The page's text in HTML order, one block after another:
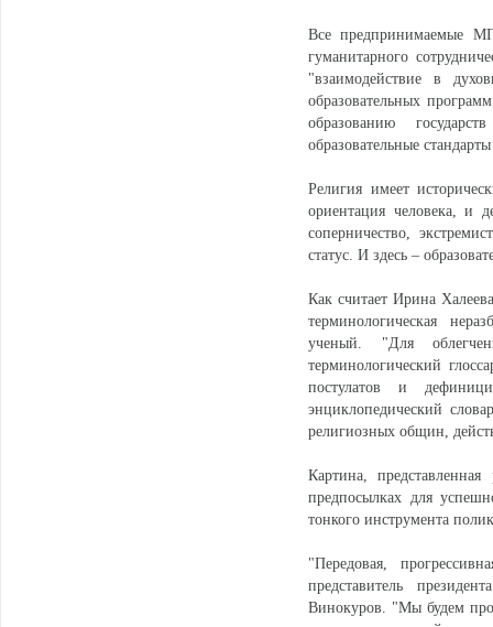
Все предпринимаемые
гуманитарного
"взаимодействие в
образовательных
образованию
образовательные
Религия имеет
ориентация человека, и
соперничество,
статус. И здесь –
Как считает Ирина
терминологическая
ученый. "Для
терминологический
постулатов и
энциклопедический
религиозных общин,
Картина,
предпосылках для
тонкого инструмента
"Передовая,
представитель
Винокуров. "Мы будем